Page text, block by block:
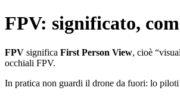
FPV: significato,
FPV significa First Person View, cioè
occhiali FPV.
In pratica non guardi il drone da fuori: lo piloti